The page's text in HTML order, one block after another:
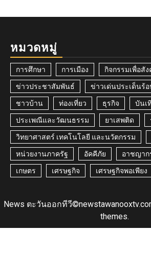
หมวดหมู่
การศึกษา การเมือง กิจกรรมเพื่อสัง
ข่าวประชาสัมพันธ์ ข่าวเด่นประเด็นร้
ชาวบ้าน ท่องเที่ยว ธุรกิจ บันเ
ประเพณีและวัฒนธรรม ยาเสพติด
วิทยาศาสตร์ เทคโนโลยี และนวัตกรรม
หน่วยงานภาครัฐ อัคคีภัย อาชญาก
เกษตร เศรษฐกิจ เศรษฐกิจพอเพียง
News ตะวันออกทีวี
themes.